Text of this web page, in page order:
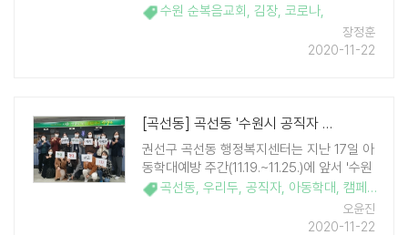
를 곡선동 행정복지센터에 전달했다. 수원
순복음교회는 매년 김장철이 되면 사랑의 김
치를 후원해주고 있고 올해는 코로나로 ..
수원 순복음교회 , 김장, 코로나,
장정훈
2020-11-22
[곡선동] 곡선동 '수원시 공직자 우리두(We do)' 아동학대예방 캠페인 ..
권선구 곡선동 행정복지센터는 지난 17일 아
동학대예방 주간(11.19.~11.25.)에 앞서 '수원
시 공직자 우리두(We do)캠페인'을 추진했
다. 코로나19 '사회적 거리두기' 지침에 따라
관계 공무원 10명 이내만 참석한 가운데 아
곡선동, 우리두, 공직자, 아동학대, 캠페인
오윤진
2020-11-22